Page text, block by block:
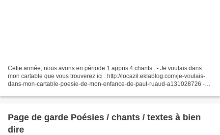
Cette année, nous avons en période 1 appris 4 chants : - Je voulais dans
mon cartable que vous trouverez ici : http://locazil.eklablog.com/je-voulais-
dans-mon-cartable-poesie-de-mon-enfance-de-paul-ruaud-a131028726 -
Page de garde Poésies / chants / textes à bien
dire